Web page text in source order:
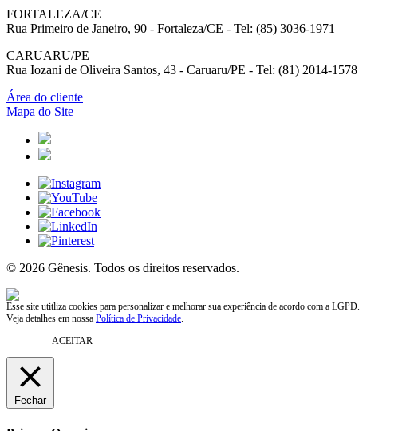
FORTALEZA/CE
Rua Primeiro de Janeiro, 90 - Fortaleza/CE - Tel: (85) 3036-1971
CARUARU/PE
Rua Iozani de Oliveira Santos, 43 - Caruaru/PE - Tel: (81) 2014-1578
Área do cliente
Mapa do Site
© 2026 Gênesis. Todos os direitos reservados.
Esse site utitliza cookies para personalizar e melhorar sua experiência de acordo com a LGPD.
Veja detalhes em nossa Política de Privacidade.
ACEITAR
Fechar